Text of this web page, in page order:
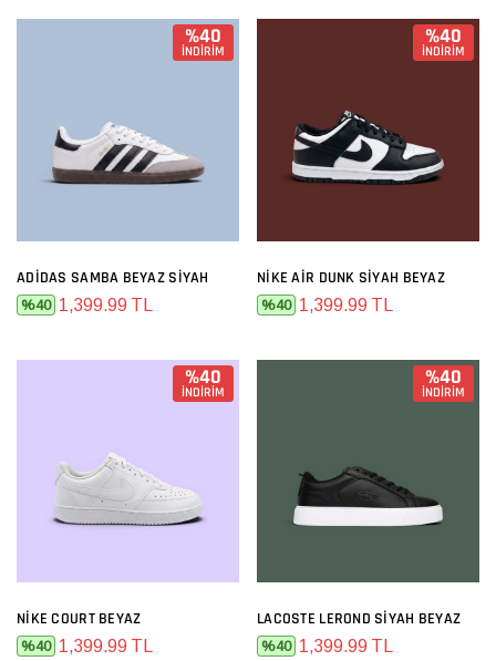
%40
İNDİRİM
ADIDAS SAMBA BEYAZ SIYAH
%40 1,399.99 TL
%40
İNDİRİM
NIKE AIR DUNK SIYAH BEYAZ
%40 1,399.99 TL
%40
İNDİRİM
NIKE COURT BEYAZ
%40 1,399.99 TL
%40
İNDİRİM
LACOSTE LEROND SIYAH BEYAZ
%40 1,399.99 TL